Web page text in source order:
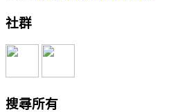
社群
搜尋所有